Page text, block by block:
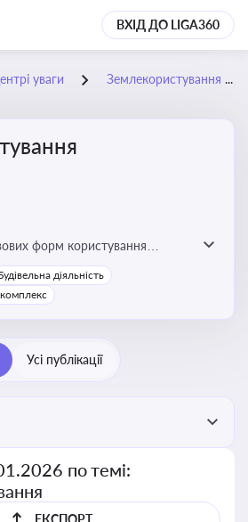
ВХІД ДО LIGA360
уваги Землекористування
форм користування
доступу, володіння та
ділянками різних форм
діяльність
Усі публікації
по темі:
ЕКСПОРТ